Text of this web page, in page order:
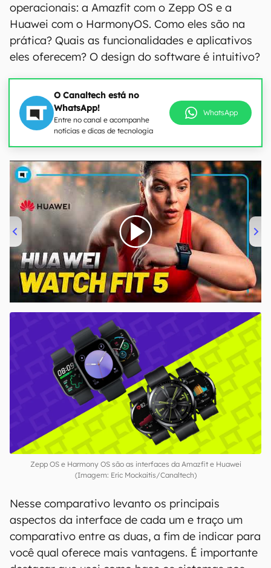
operacionais: a Amazfit com o Zepp OS e a
Huawei com o HarmonyOS. Como eles são na
prática? Quais as funcionalidades e aplicativos
eles oferecem? O design do software é intuitivo?
O Canaltech está no
WhatsApp!
Entre no canal e acompanhe
notícias e dicas de tecnologia
WhatsApp
00:00/04:51
Zepp OS e Harmony OS são as interfaces da Amazfit e Huawei
(Imagem: Eric Mockaitis/Canaltech)
Nesse comparativo levanto os principais
aspectos da interface de cada um e traço um
comparativo entre as duas, a fim de indicar para
você qual oferece mais vantagens. É importante